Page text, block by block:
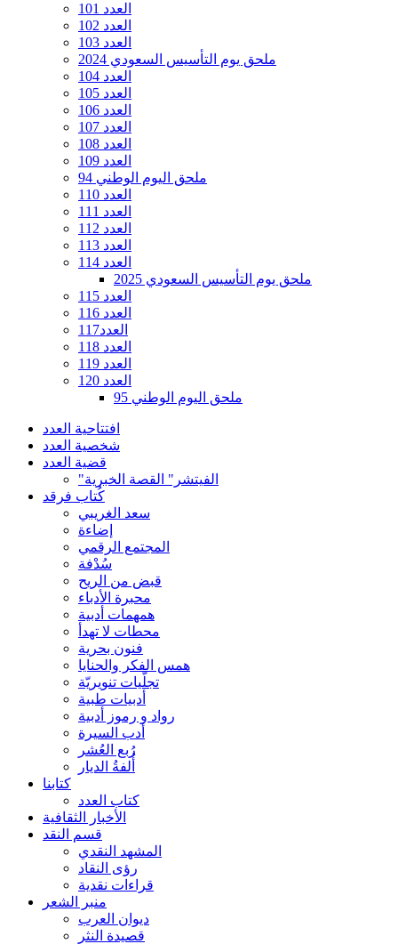
العدد 101
العدد 102
العدد 103
ملحق يوم التأسيس السعودي 2024
العدد 104
العدد 105
العدد 106
العدد 107
العدد 108
العدد 109
ملحق اليوم الوطني 94
العدد 110
العدد 111
العدد 112
العدد 113
العدد 114
ملحق يوم التأسيس السعودي 2025
العدد 115
العدد 116
العدد117
العدد 118
العدد 119
العدد 120
ملحق اليوم الوطني 95
افتتاحية العدد
شخصية العدد
قضية العدد
"الفيتشر" القصة الخبرية
كُتاب فرقد
سعد الغريبي
إضاءة
المجتمع الرقمي
سُدْفة
قبض من الريح
محبرة الأدباء
همهمات أدبية
محطات لا تهدأ
فنون بحرية
همس الفكر والحنايا
تجلّيات تنويريّة
أدبيات طبية
رواد و رموز أدبية
أدب السيرة
رُبع العُشر
أُلفةُ الديار
كتابنا
كتاب العدد
الأخبار الثقافية
قسم النقد
المشهد النقدي
رؤى النقاد
قراءات نقدية
منبر الشعر
ديوان العرب
قصيدة النثر